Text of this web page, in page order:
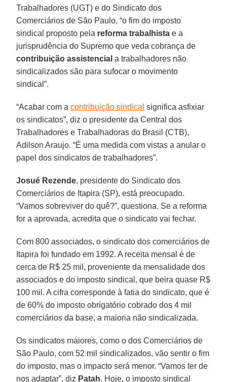
Trabalhadores (UGT) e do Sindicato dos
Comerciários de São Paulo, “o fim do imposto
sindical proposto pela reforma trabalhista e a
jurisprudência do Supremo que veda cobrança de
contribuição assistencial a trabalhadores não
sindicalizados são para sufocar o movimento
sindical”.
“Acabar com acontribuição sindical significa asfixiar
os sindicatos”, diz o presidente da Central dos
Trabalhadores e Trabalhadoras do Brasil (CTB),
Adilson Araujo. “É uma medida com vistas a anular o
papel dos sindicatos de trabalhadores”.
Josué Rezende, presidente do Sindicato dos
Comerciários de Itapira (SP), está preocupado.
“Vamos sobreviver do quê?”, questiona. Se a reforma
for a aprovada, acredita que o sindicato vai fechar.
Com 800 associados, o sindicato dos comerciários de
Itapira foi fundado em 1992. A receita mensal é de
cerca de R$ 25 mil, proveniente da mensalidade dos
associados e do imposto sindical, que beira quase R$
100 mil. A cifra corresponde à fatia do sindicato, que é
de 60% do imposto obrigatório cobrado dos 4 mil
comerciários da base, a maioria não sindicalizada.
Os sindicatos maiores, como o dos Comerciários de
São Paulo, com 52 mil sindicalizados, vão sentir o fim
do imposto, mas o impacto será menor. “Vamos ter de
nos adaptar”, diz Patah. Hoje, o imposto sindical